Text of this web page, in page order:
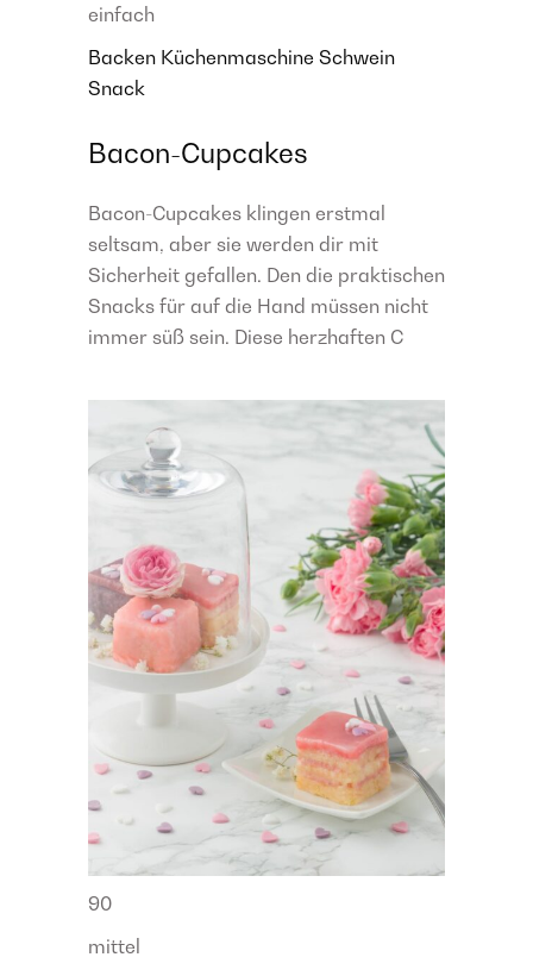
einfach
Backen Küchenmaschine Schwein
Snack
Bacon-Cupcakes
Bacon-Cupcakes klingen erstmal
seltsam, aber sie werden dir mit
Sicherheit gefallen. Den die praktischen
Snacks für auf die Hand müssen nicht
immer süß sein. Diese herzhaften C
90
mittel